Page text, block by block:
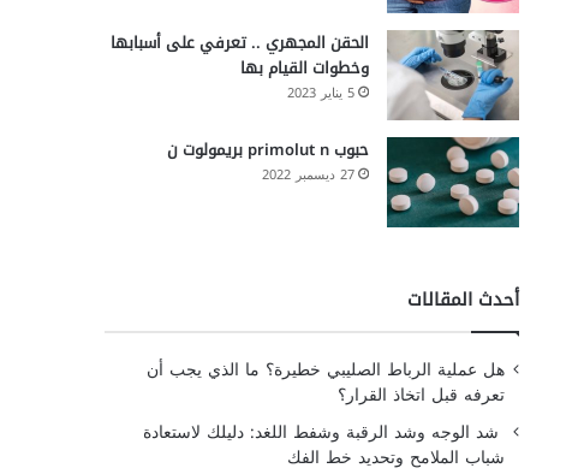
الحقن المجهري .. تعرفي على أسبابها
وخطوات القيام بها
5 يناير 2023
حبوب primolut n بريمولوت ن
27 ديسمبر 2022
أحدث المقالات
هل عملية الرباط الصليبي خطيرة؟ ما الذي يجب أن
تعرفه قبل اتخاذ القرار؟
شد الوجه وشد الرقبة وشفط اللغد: دليلك لاستعادة
شباب الملامح وتحديد خط الفك